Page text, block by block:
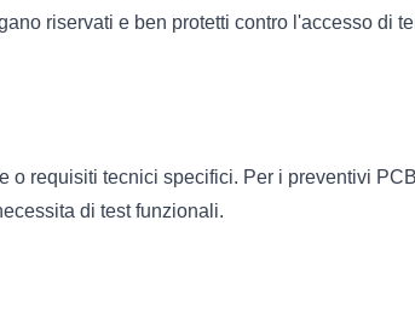
riservati e ben protetti contro l'accesso di
o requisiti tecnici specifici. Per i preventivi
di test funzionali.